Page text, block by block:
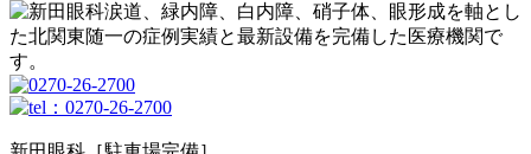
涙道、緑内障、白内障、硝子体、眼形成を軸とし
た北関東随一の症例実績と最新設備を完備した医療機関で
す。